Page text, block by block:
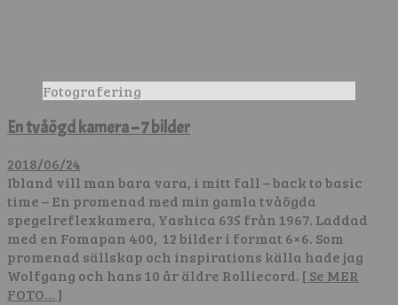
Fotografering
En tvåögd kamera – 7 bilder
2018/06/24
Ibland vill man bara vara, i mitt fall – back to basic
time – En promenad med min gamla tvåögda
spegelreflexkamera, Yashica 635 från 1967. Laddad
med en Fomapan 400, 12 bilder i format 6×6. Som
promenad sällskap och inspirations källa hade jag
Wolfgang och hans 10 år äldre Rolliecord. [ Se MER
FOTO… ]